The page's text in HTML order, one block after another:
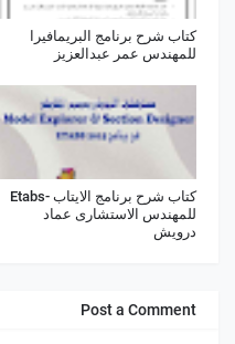
كتاب شرح برنامج البريمافيرا
للمهندس عمر عبدالعزيز
كتاب شرح برنامج الايتاب -Etabs
للمهندس الاستشارى عماد
درويش
Post a Comment